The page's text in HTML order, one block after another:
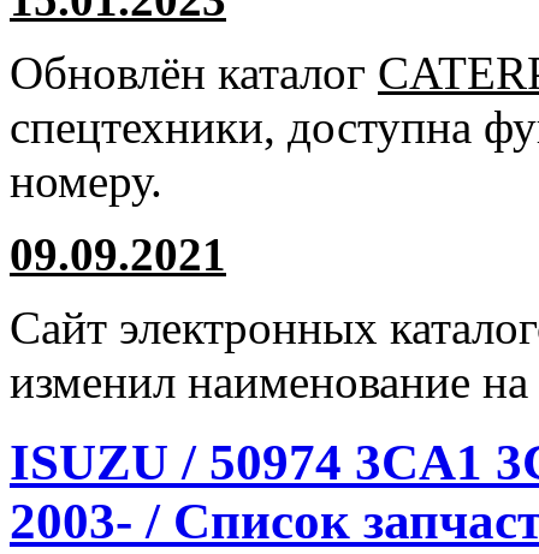
Обновлён каталог
спецтехники, доступна
номеру.
09.09.2021
Сайт электронных
изменил наименование на
ISUZU / 50974 3CA1
2003- / Список